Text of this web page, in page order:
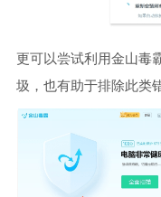
更可以尝试利用金山毒
圾，也有助于排除此类